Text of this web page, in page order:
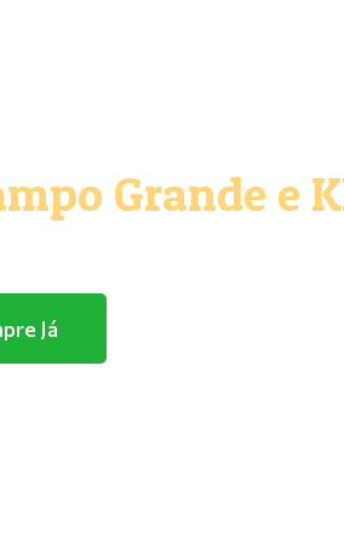
Grande e
Já